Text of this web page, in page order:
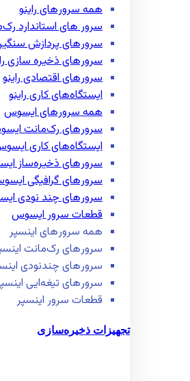
همه سرور‌های راینو
سرور ‌های استاندارد
سرور‌های پردازش
سرور‌های ذخیره سازی
سرور‌های اقتصادی راینو
ایستگاه‌های کاری راینو
همه سرور‌های ایسوس
سرور‌های رک‌مانت
ایستگاه‌های کاری
سرور‌های ذخیره‌ساز
سرور‌های گرافیگی
سرور‌های چند نودی
قطعات سرور ایسوس
همه سرور‌های اینسپر
سرور‌های رک‌مانت
سرور‌های چند‌نودی
سرور‌های تیغه‌ایی
قطعات سرور اینسپر
تجهیزات ذخیره‌سازی